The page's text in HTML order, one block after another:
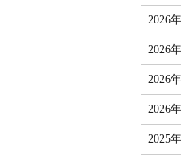
2026
2026
2026
2026
2025